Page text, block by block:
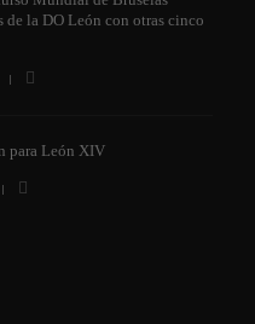
de la DO León con otras cinco
para León XIV